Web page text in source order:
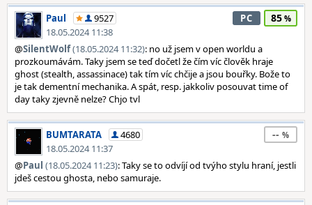
Paul
9527
18.05.2024 11:38
PC 85
@SilentWolf(18.05.2024 11:32): no už jsem v open worldu a
prozkoumávám. Taky jsem se teď dočetl že čím víc člověk hraje
ghost (stealth, assassinace) tak tím víc chčije a jsou bouřky. Bože to
je tak dementní mechanika. A spát, resp. jakkoliv posouvat time of
day taky zjevně nelze? Chjo tvl
BUMTARATA
4680
18.05.2024 11:37
--
@Paul (18.05.2024 11:23): Taky se to odvíjí od tvýho stylu hraní, jestli
jdeš cestou ghosta, nebo samuraje.